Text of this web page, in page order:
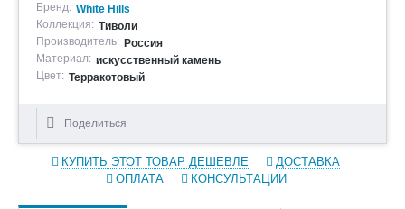
Бренд: White Hills
Коллекция: Тиволи
Производитель: Россия
Материал: искусственный камень
Цвет: Терракотовый
Поделиться
КУПИТЬ ЭТОТ ТОВАР ДЕШЕВЛЕ
ДОСТАВКА
ОПЛАТА
КОНСУЛЬТАЦИИ